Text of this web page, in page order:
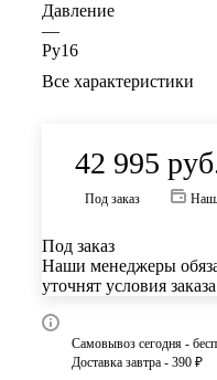
Давление
—
Ру16
Все характеристики
42 995
Под заказ
Под заказ
Наши менеджеры
уточнят условия заказа
Самовывоз сегодня -
Доставка завтра - 390 ₽